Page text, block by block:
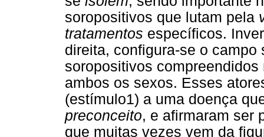
soropositivos que lutam pela
tratamentos específicos.
direita, configura-se o
soropositivos
ambos os sexos. Esses
(estímulo1) a uma doença
preconceito, e afirmaram ser
que muitas vezes vem da